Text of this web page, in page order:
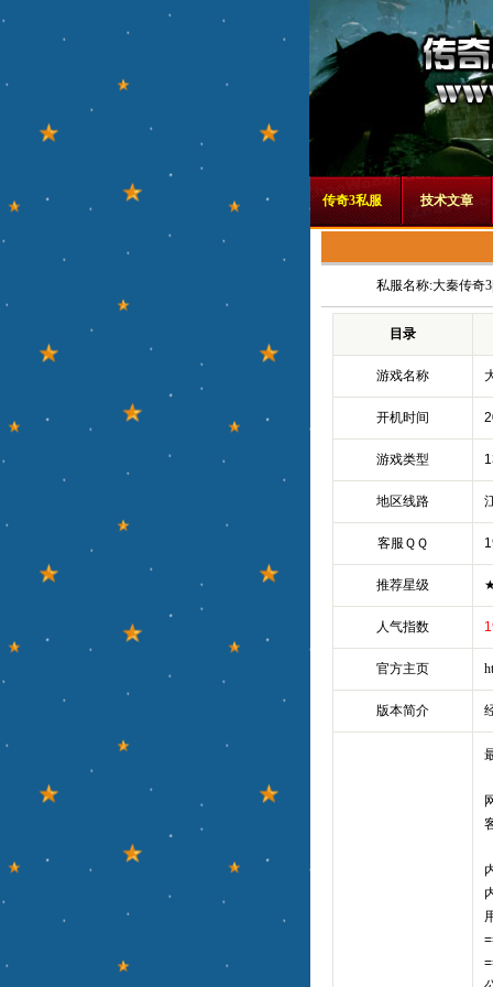
传奇3私服 技术文章
私服名称:大秦传奇
目录
游戏名称
开机时间
游戏类型
地区线路
客服ＱＱ
推荐星级
人气指数
官方主页
版本简介